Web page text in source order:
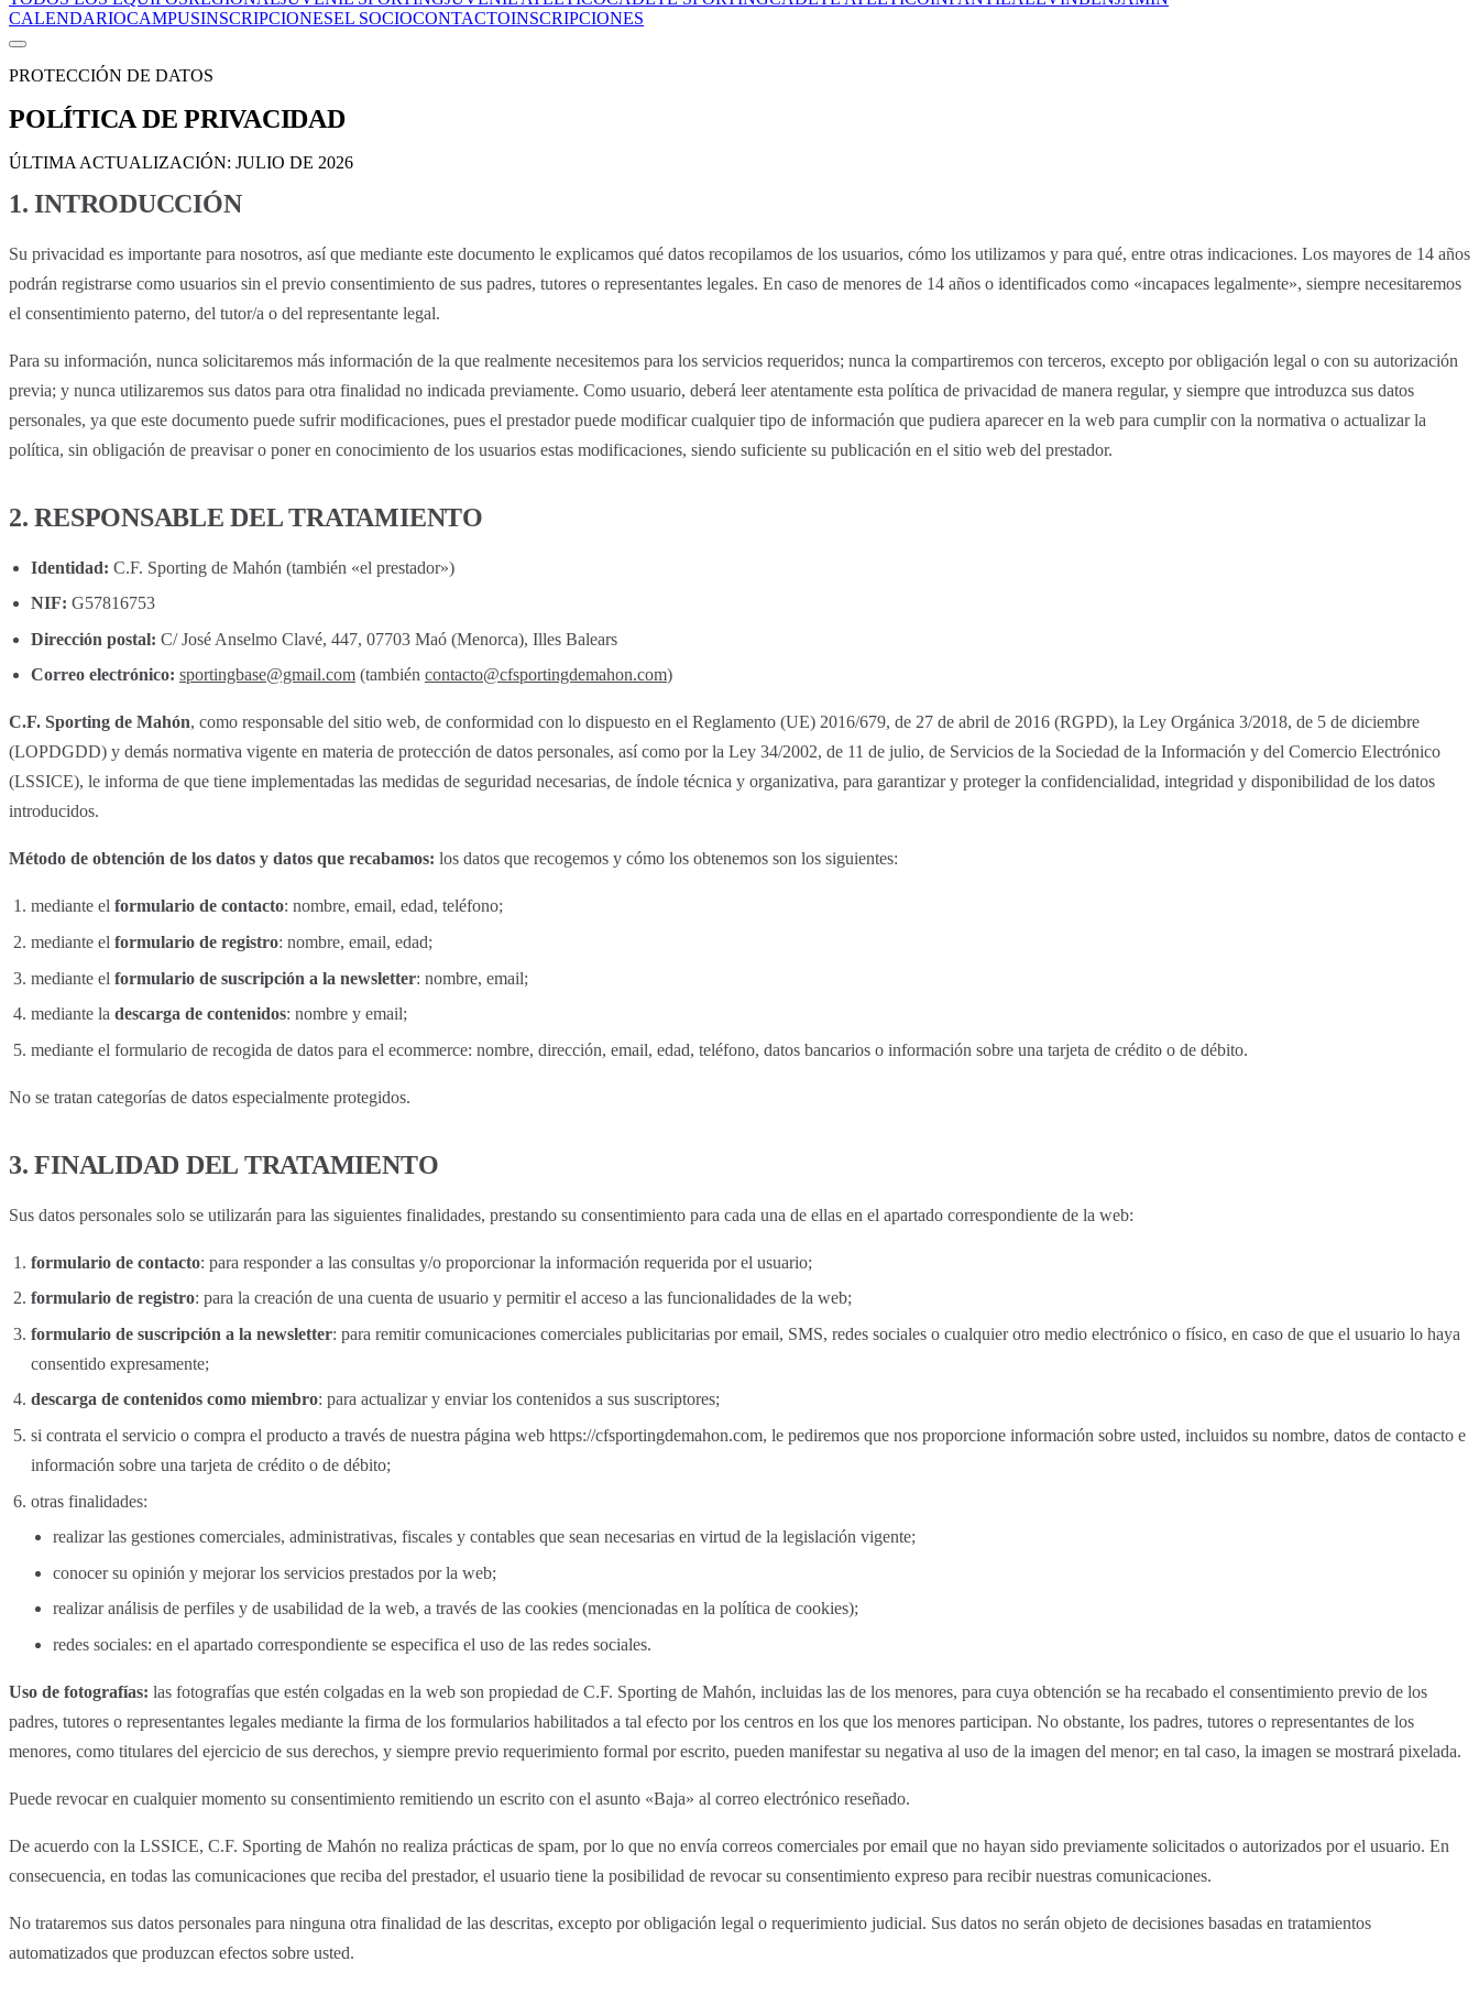
CALENDARIOCAMPUSINSCRIPCIONESEL SOCIOCONTACTOINSCRIPCIONES
PROTECCIÓN DE DATOS
POLÍTICA DE PRIVACIDAD
ÚLTIMA ACTUALIZACIÓN: JULIO DE 2026
1. INTRODUCCIÓN
Su privacidad es importante para nosotros, así que mediante este documento le explicamos qué datos recopilamos de los usuarios, cómo los utilizamos y para qué, entre otras indicaciones. Los mayores de 14 años
podrán registrarse como usuarios sin el previo consentimiento de sus padres, tutores o representantes legales. En caso de menores de 14 años o identificados como «incapaces legalmente», siempre necesitaremos
el consentimiento paterno, del tutor/a o del representante legal.
Para su información, nunca solicitaremos más información de la que realmente necesitemos para los servicios requeridos; nunca la compartiremos con terceros, excepto por obligación legal o con su autorización
previa; y nunca utilizaremos sus datos para otra finalidad no indicada previamente. Como usuario, deberá leer atentamente esta política de privacidad de manera regular, y siempre que introduzca sus datos
personales, ya que este documento puede sufrir modificaciones, pues el prestador puede modificar cualquier tipo de información que pudiera aparecer en la web para cumplir con la normativa o actualizar la
política, sin obligación de preavisar o poner en conocimiento de los usuarios estas modificaciones, siendo suficiente su publicación en el sitio web del prestador.
2. RESPONSABLE DEL TRATAMIENTO
Identidad: C.F. Sporting de Mahón (también «el prestador»)
NIF: G57816753
Dirección postal: C/ José Anselmo Clavé, 447, 07703 Maó (Menorca), Illes Balears
Correo electrónico: sportingbase@gmail.com (también contacto@cfsportingdemahon.com)
C.F. Sporting de Mahón, como responsable del sitio web, de conformidad con lo dispuesto en el Reglamento (UE) 2016/679, de 27 de abril de 2016 (RGPD), la Ley Orgánica 3/2018, de 5 de diciembre
(LOPDGDD) y demás normativa vigente en materia de protección de datos personales, así como por la Ley 34/2002, de 11 de julio, de Servicios de la Sociedad de la Información y del Comercio Electrónico
(LSSICE), le informa de que tiene implementadas las medidas de seguridad necesarias, de índole técnica y organizativa, para garantizar y proteger la confidencialidad, integridad y disponibilidad de los datos
introducidos.
Método de obtención de los datos y datos que recabamos: los datos que recogemos y cómo los obtenemos son los siguientes:
mediante el formulario de contacto: nombre, email, edad, teléfono;
mediante el formulario de registro: nombre, email, edad;
mediante el formulario de suscripción a la newsletter: nombre, email;
mediante la descarga de contenidos: nombre y email;
mediante el formulario de recogida de datos para el ecommerce: nombre, dirección, email, edad, teléfono, datos bancarios o información sobre una tarjeta de crédito o de débito.
No se tratan categorías de datos especialmente protegidos.
3. FINALIDAD DEL TRATAMIENTO
Sus datos personales solo se utilizarán para las siguientes finalidades, prestando su consentimiento para cada una de ellas en el apartado correspondiente de la web:
formulario de contacto: para responder a las consultas y/o proporcionar la información requerida por el usuario;
formulario de registro: para la creación de una cuenta de usuario y permitir el acceso a las funcionalidades de la web;
formulario de suscripción a la newsletter: para remitir comunicaciones comerciales publicitarias por email, SMS, redes sociales o cualquier otro medio electrónico o físico, en caso de que el usuario lo haya
consentido expresamente;
descarga de contenidos como miembro: para actualizar y enviar los contenidos a sus suscriptores;
si contrata el servicio o compra el producto a través de nuestra página web https://cfsportingdemahon.com, le pediremos que nos proporcione información sobre usted, incluidos su nombre, datos de contacto e
información sobre una tarjeta de crédito o de débito;
otras finalidades:
realizar las gestiones comerciales, administrativas, fiscales y contables que sean necesarias en virtud de la legislación vigente;
conocer su opinión y mejorar los servicios prestados por la web;
realizar análisis de perfiles y de usabilidad de la web, a través de las cookies (mencionadas en la política de cookies);
redes sociales: en el apartado correspondiente se especifica el uso de las redes sociales.
Uso de fotografías: las fotografías que estén colgadas en la web son propiedad de C.F. Sporting de Mahón, incluidas las de los menores, para cuya obtención se ha recabado el consentimiento previo de los
padres, tutores o representantes legales mediante la firma de los formularios habilitados a tal efecto por los centros en los que los menores participan. No obstante, los padres, tutores o representantes de los
menores, como titulares del ejercicio de sus derechos, y siempre previo requerimiento formal por escrito, pueden manifestar su negativa al uso de la imagen del menor; en tal caso, la imagen se mostrará pixelada.
Puede revocar en cualquier momento su consentimiento remitiendo un escrito con el asunto «Baja» al correo electrónico reseñado.
De acuerdo con la LSSICE, C.F. Sporting de Mahón no realiza prácticas de spam, por lo que no envía correos comerciales por email que no hayan sido previamente solicitados o autorizados por el usuario. En
consecuencia, en todas las comunicaciones que reciba del prestador, el usuario tiene la posibilidad de revocar su consentimiento expreso para recibir nuestras comunicaciones.
No trataremos sus datos personales para ninguna otra finalidad de las descritas, excepto por obligación legal o requerimiento judicial. Sus datos no serán objeto de decisiones basadas en tratamientos
automatizados que produzcan efectos sobre usted.